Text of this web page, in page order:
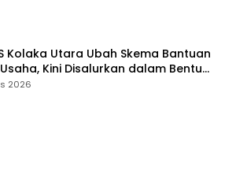
Kolaka Utara Ubah Skema Bantuan
Kini Disalurkan dalam Bentuk
Rp419,5 Juta
2026